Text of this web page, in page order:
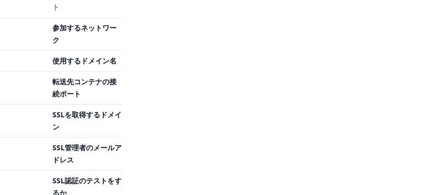
ト
参加するネットワー
ク
使用するドメイン名
転送先コンテナの接
続ポート
SSLを取得するドメイ
ン
SSL管理者のメールア
ドレス
SSL認証のテストをす
るか